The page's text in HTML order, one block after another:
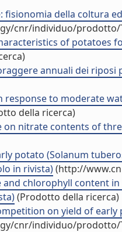
fisionomia della coltura
cnr/individuo/prodotto/
of potatoes
annuali dei riposi
response to moderate
della ricerca)
on nitrate contents of
potato (Solanum
in rivista)(http://
and chlorophyll content
(Prodotto della ricerca)
on yield of
cnr/individuo/prodotto/